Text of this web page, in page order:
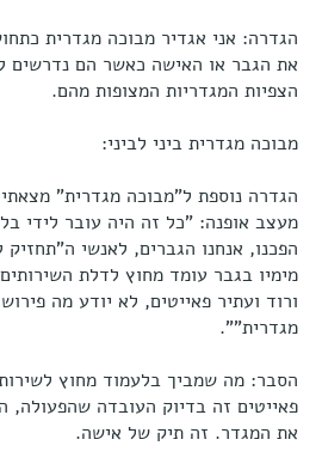
הגדרה: אני אגדיר מבוכה מגדרית
את הגבר או האישה כאשר הם נדרשים
הצפיות המגדריות המצופות מהם.
מבוכה מגדרית ביני לביני:
הגדרה נוספת ל"מבוכה מגדרית"
מעצב אופנה: "כל זה היה עובר לידי
הפכנו, אנחנו הגברים, לאנשי
מימיו בגבר עומד מחוץ לדלת
ורוד ועתיר פאייטים, לא יודע מה
מגדרית"".
הסבר: מה שמביך בלעמוד מחוץ
פאייטים זה בדיוק העובדה
את המגדר. זה תיק של אישה.